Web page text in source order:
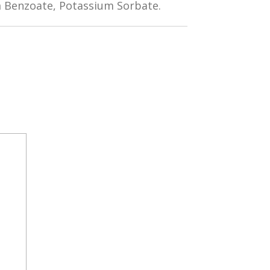
Benzoate, Potassium Sorbate.